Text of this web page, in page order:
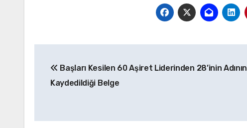
gezinmesi
Başları Kesilen 60 Aşiret Liderinden 28’inin Adının
Kaydedildiği Belge